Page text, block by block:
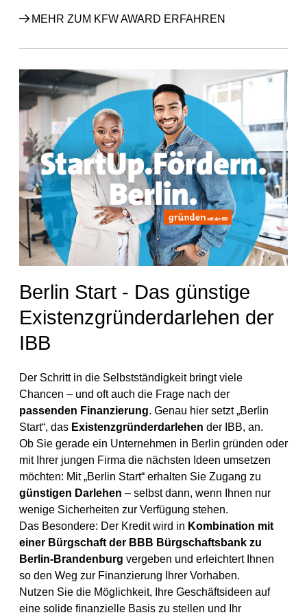
MEHR ZUM KFW AWARD ERFAHREN
Berlin Start - Das günstige
Existenzgründerdarlehen der
IBB
Der Schritt in die Selbstständigkeit bringt viele
Chancen – und oft auch die Frage nach der
passenden Finanzierung. Genau hier setzt „Berlin
Start“, das Existenzgründerdarlehen der IBB, an.
Ob Sie gerade ein Unternehmen in Berlin gründen oder
mit Ihrer jungen Firma die nächsten Ideen umsetzen
möchten: Mit „Berlin Start“ erhalten Sie Zugang zu
günstigen Darlehen – selbst dann, wenn Ihnen nur
wenige Sicherheiten zur Verfügung stehen.
Das Besondere: Der Kredit wird in Kombination mit
einer Bürgschaft der BBB Bürgschaftsbank zu
Berlin-Brandenburg vergeben und erleichtert Ihnen
so den Weg zur Finanzierung Ihrer Vorhaben.
Nutzen Sie die Möglichkeit, Ihre Geschäftsideen auf
eine solide finanzielle Basis zu stellen und Ihr